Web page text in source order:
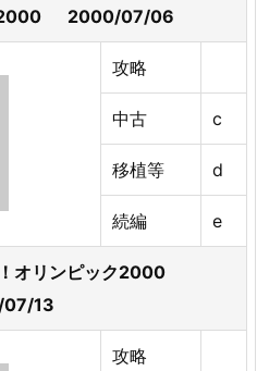
2000/07/06
攻略
中古 c
移植等 d
続編 e
オリンピック2000
07/13
攻略